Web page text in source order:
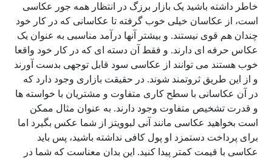
خاطر داشته باشید یک بازار برزگ در انتظار همه جور عکاسی
است، از عکاسان خیلی خوب گرفته تا عکاسانی که در کار خود
چندان هم قوی نیستند. و بیشتر آنها درآمد مناسبی به عنوان یک
عکاس حرفه ای دارند. و فقط آن دسته ای که در کار خود واقعا
خوب هستند می توانند از عکاسی سود قابل توجهی بدست آورند
و از این طریق ثروتمند شوند. در حقیقت بازاری وجود دارد که
در آن عکاسانی با سطح کاری متفاوت و مشتریان با خواسته ها
و قدرت تشخیص متفاوت وجود دارند. به عنوان مثال ممکن
است بخواهید عکاسی مانند آنی لبوویتز از شما عکس بگیرد اما
برای پرداخت دستمزد او پول کافی نداشته باشید، پس باید
عکاسی با قیمت کمتر پیدا کنید. این بدان معناست که شما در